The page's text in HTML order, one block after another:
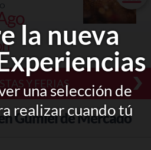
la nueva
una selección de
realizar cuando tú
Y FERIAS
Gumiel de Mercado